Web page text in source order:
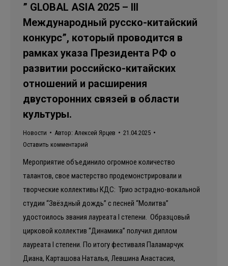
” GLOBAL ASIA 2025 – III
Международный русско-китайский
конкурс”, который проводится в
рамках указа Президента РФ о
развитии российско-китайских
отношений и расширения
двусторонних связей в области
культуры.
Новости Автор: Алексей Ярцев
21.04.2025
Оставить комментарий
Мероприятие объединило огромное количество
талантов, свое мастерство продемонстрировали и
творческие коллективы КДС: Трио эстрадно-вокальной
студии “Звёздный дождь” с песней “Молитва”
удостоилось звания лауреата I степени. Образцовый
цирковой коллектив “Динамика” получил диплом
лауреата I степени. По итогу фестиваля Паламарчук
Диана, Карташова Наталья, Левшина Анастасия,